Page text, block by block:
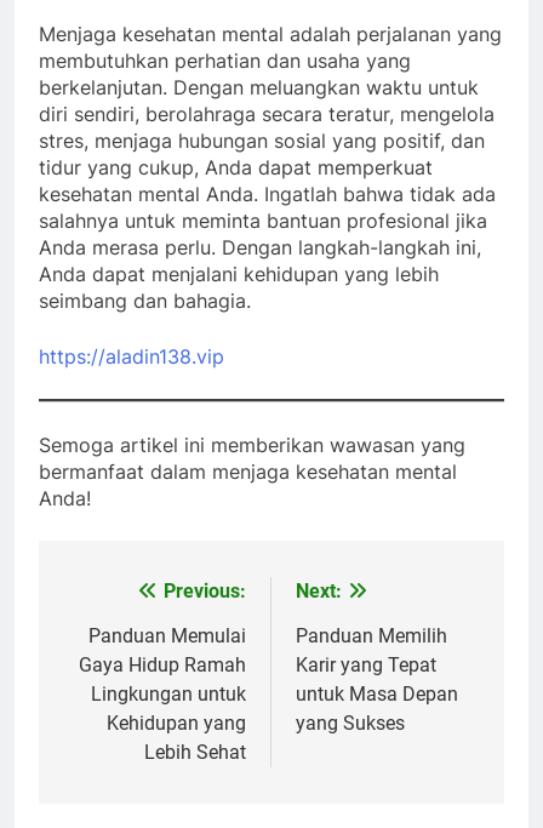
Menjaga kesehatan mental adalah perjalanan yang
membutuhkan perhatian dan usaha yang
berkelanjutan. Dengan meluangkan waktu untuk
diri sendiri, berolahraga secara teratur, mengelola
stres, menjaga hubungan sosial yang positif, dan
tidur yang cukup, Anda dapat memperkuat
kesehatan mental Anda. Ingatlah bahwa tidak ada
salahnya untuk meminta bantuan profesional jika
Anda merasa perlu. Dengan langkah-langkah ini,
Anda dapat menjalani kehidupan yang lebih
seimbang dan bahagia.
https://aladin138.vip
Semoga artikel ini memberikan wawasan yang
bermanfaat dalam menjaga kesehatan mental
Anda!
navigation
Previous:
Panduan Memulai
Gaya Hidup Ramah
Lingkungan untuk
Kehidupan yang
Lebih Sehat
Next:
Panduan Memilih
Karir yang Tepat
untuk Masa Depan
yang Sukses